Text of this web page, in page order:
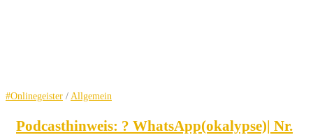
#Onlinegeister /Allgemein
Podcasthinweis: ? WhatsApp(okalypse)| Nr.